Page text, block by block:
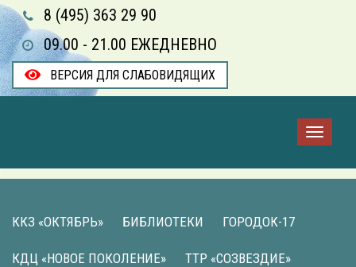
8 (495) 363 29 90
09.00 - 21.00 ЕЖЕДНЕВНО
ВЕРСИЯ ДЛЯ СЛАБОВИДЯЩИХ
ККЗ «ОКТЯБРЬ» БИБЛИОТЕКИ ГОРОДОК-17
КДЦ «НОВОЕ ПОКОЛЕНИЕ» ТТР «СОЗВЕЗДИЕ»